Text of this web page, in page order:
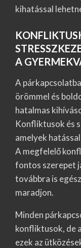
kihatással
A
A
örömmel és
hatalmas
Konfliktusok és
amelyek
A megfelelő
fontos szerepet
továbbra is
maradjon.
Minden
konfliktusok, de
ezek az